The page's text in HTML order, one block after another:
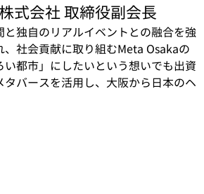
式会社 取締役副会長
独自のリアルイベントとの融合を強
社会貢献に取り組むMeta Osakaの
都市」にしたいという想いでも出資
バースを活用し、大阪から日本のヘ